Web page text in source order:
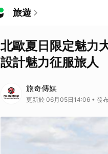
旅遊
北歐夏日限定魅力
設計魅力征服旅人
旅奇傳媒
更新於 06月05日14:06 • 發